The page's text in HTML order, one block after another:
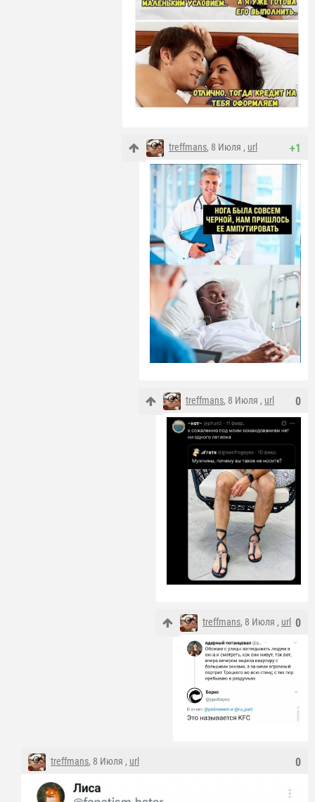
+1
treffmans, 8 Июля , url
0
treffmans, 8 Июля , url
0
treffmans, 8 Июля , url
0
treffmans, 8 Июля , url